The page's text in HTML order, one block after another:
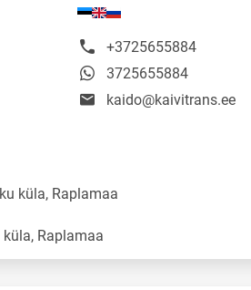
+3725655884
3725655884
kaido@kaivitrans.ee
küla, Raplamaa